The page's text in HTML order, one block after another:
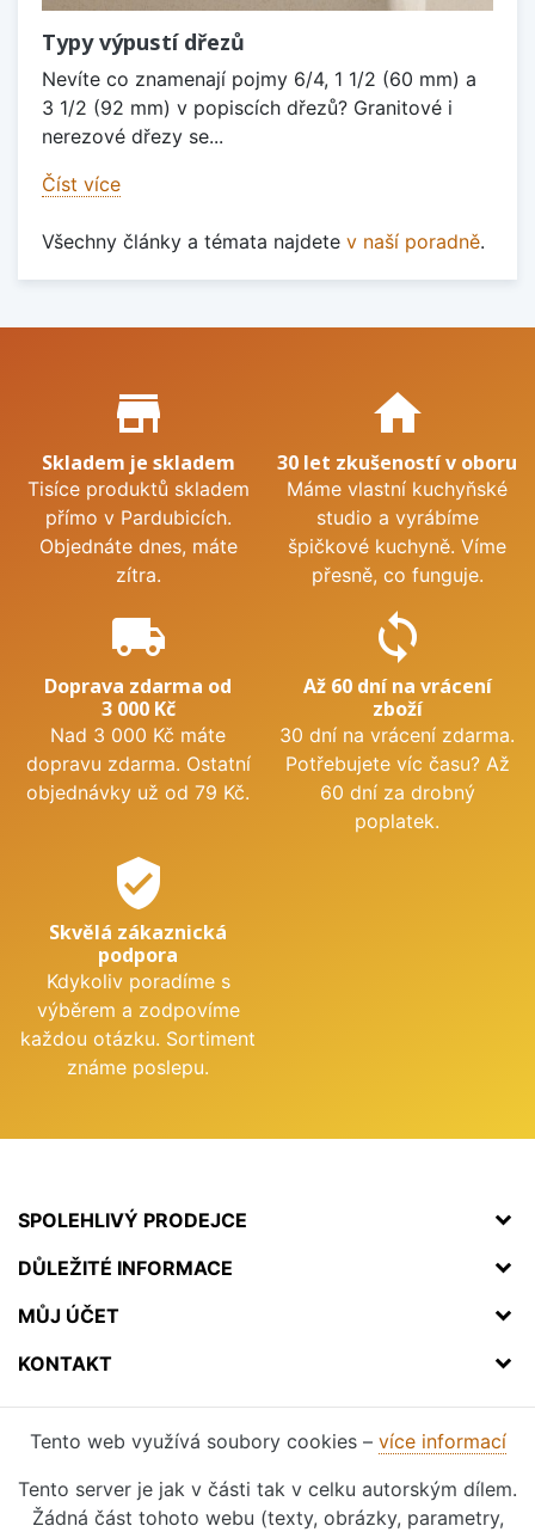
Typy výpustí dřezů
Nevíte co znamenají pojmy 6/4, 1 1/2 (60 mm) a
3 1/2 (92 mm) v popiscích dřezů? Granitové i
nerezové dřezy se...
Číst více
Všechny články a témata najdete v naší poradně.
Proč nakupovat u nás?
store_mall_directory
Skladem je skladem
Tisíce produktů skladem
přímo v Pardubicích.
Objednáte dnes, máte
zítra.
home
30 let zkušeností v oboru
Máme vlastní kuchyňské
studio a vyrábíme
špičkové kuchyně. Víme
přesně, co funguje.
local_shipping
Doprava zdarma od
3 000 Kč
Nad 3 000 Kč máte
dopravu zdarma. Ostatní
objednávky už od 79 Kč.
sync
Až 60 dní na vrácení
zboží
30 dní na vrácení zdarma.
Potřebujete víc času? Až
60 dní za drobný
poplatek.
verified_user
Skvělá zákaznická
podpora
Kdykoliv poradíme s
výběrem a zodpovíme
každou otázku. Sortiment
známe poslepu.
SPOLEHLIVÝ PRODEJCE
DŮLEŽITÉ INFORMACE
MŮJ ÚČET
KONTAKT
Tento web využívá soubory cookies – více informací
Tento server je jak v části tak v celku autorským dílem.
Žádná část tohoto webu (texty, obrázky, parametry,